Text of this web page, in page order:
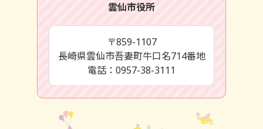
雲仙市役所
〒859-1107
長崎県雲仙市吾妻町牛口名714番地
電話：0957-38-3111